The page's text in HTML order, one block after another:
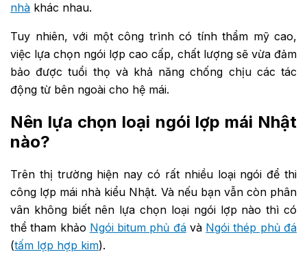
nhà khác nhau.
Tuy nhiên, với một công trình có tính thẩm mỹ cao,
việc lựa chọn ngói lợp cao cấp, chất lượng sẽ vừa đảm
bảo được tuổi thọ và khả năng chống chịu các tác
động từ bên ngoài cho hệ mái.
Nên lựa chọn loại ngói lợp mái Nhật
nào?
Trên thị trường hiện nay có rất nhiều loại ngói để thi
công lợp mái nhà kiểu Nhật. Và nếu bạn vẫn còn phân
vân không biết nên lựa chọn loại ngói lợp nào thì có
thể tham khảo Ngói bitum phủ đávà Ngói thép phủ đá
(tấm lợp hợp kim).